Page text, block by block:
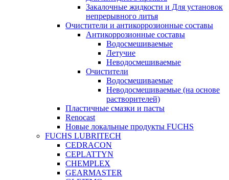
Закалочные жидкости и Для установок
непрерывного литья
Очистители и антикоррозионные составы
Антикоррозионные составы
Водосмешиваемые
Летучие
Неводосмешиваемые
Очистители
Водосмешиваемые
Неводосмешиваемые (на основе
растворителей)
Пластичные смазки и пасты
Renocast
Новые локальные продукты FUCHS
FUCHS LUBRITECH
CEDRACON
CEPLATTYN
CHEMPLEX
GEARMASTER